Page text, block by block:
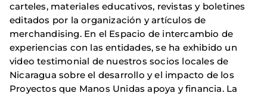
carteles, materiales educativos, revistas y boletines
editados por la organización y artículos de
merchandising. En el Espacio de intercambio de
experiencias con las entidades, se ha exhibido un
video testimonial de nuestros socios locales de
Nicaragua sobre el desarrollo y el impacto de los
Proyectos que Manos Unidas apoya y financia. La